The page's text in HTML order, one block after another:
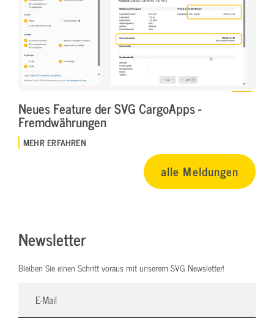
Neues Feature der SVG CargoApps -
Fremdwährungen
MEHR ERFAHREN
alle Meldungen
Newsletter
Bleiben Sie einen Schritt voraus mit unserem SVG Newsletter!